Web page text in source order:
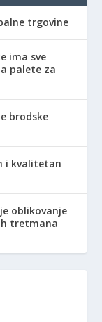
trgovine
ima sve
palete za
brodske
i kvalitetan
oblikovanje
tretmana